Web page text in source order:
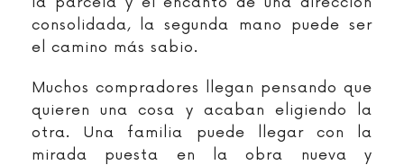
consolidada, la segunda mano puede ser
el camino más sabio.
Muchos compradores llegan pensando que
quieren una cosa y acaban eligiendo la
otra. Una familia puede llegar con la
mirada puesta en la obra nueva y